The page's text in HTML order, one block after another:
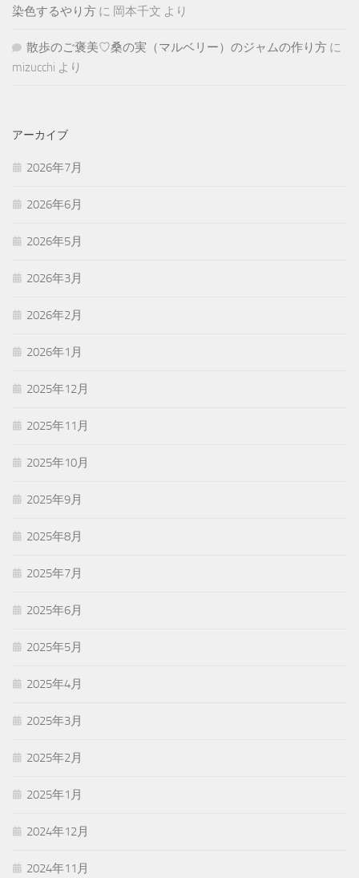
染色するやり方 に 岡本千文 より
散歩のご褒美♡桑の実（マルベリー）のジャムの作り方 に
mizucchi より
アーカイブ
2026年7月
2026年6月
2026年5月
2026年3月
2026年2月
2026年1月
2025年12月
2025年11月
2025年10月
2025年9月
2025年8月
2025年7月
2025年6月
2025年5月
2025年4月
2025年3月
2025年2月
2025年1月
2024年12月
2024年11月